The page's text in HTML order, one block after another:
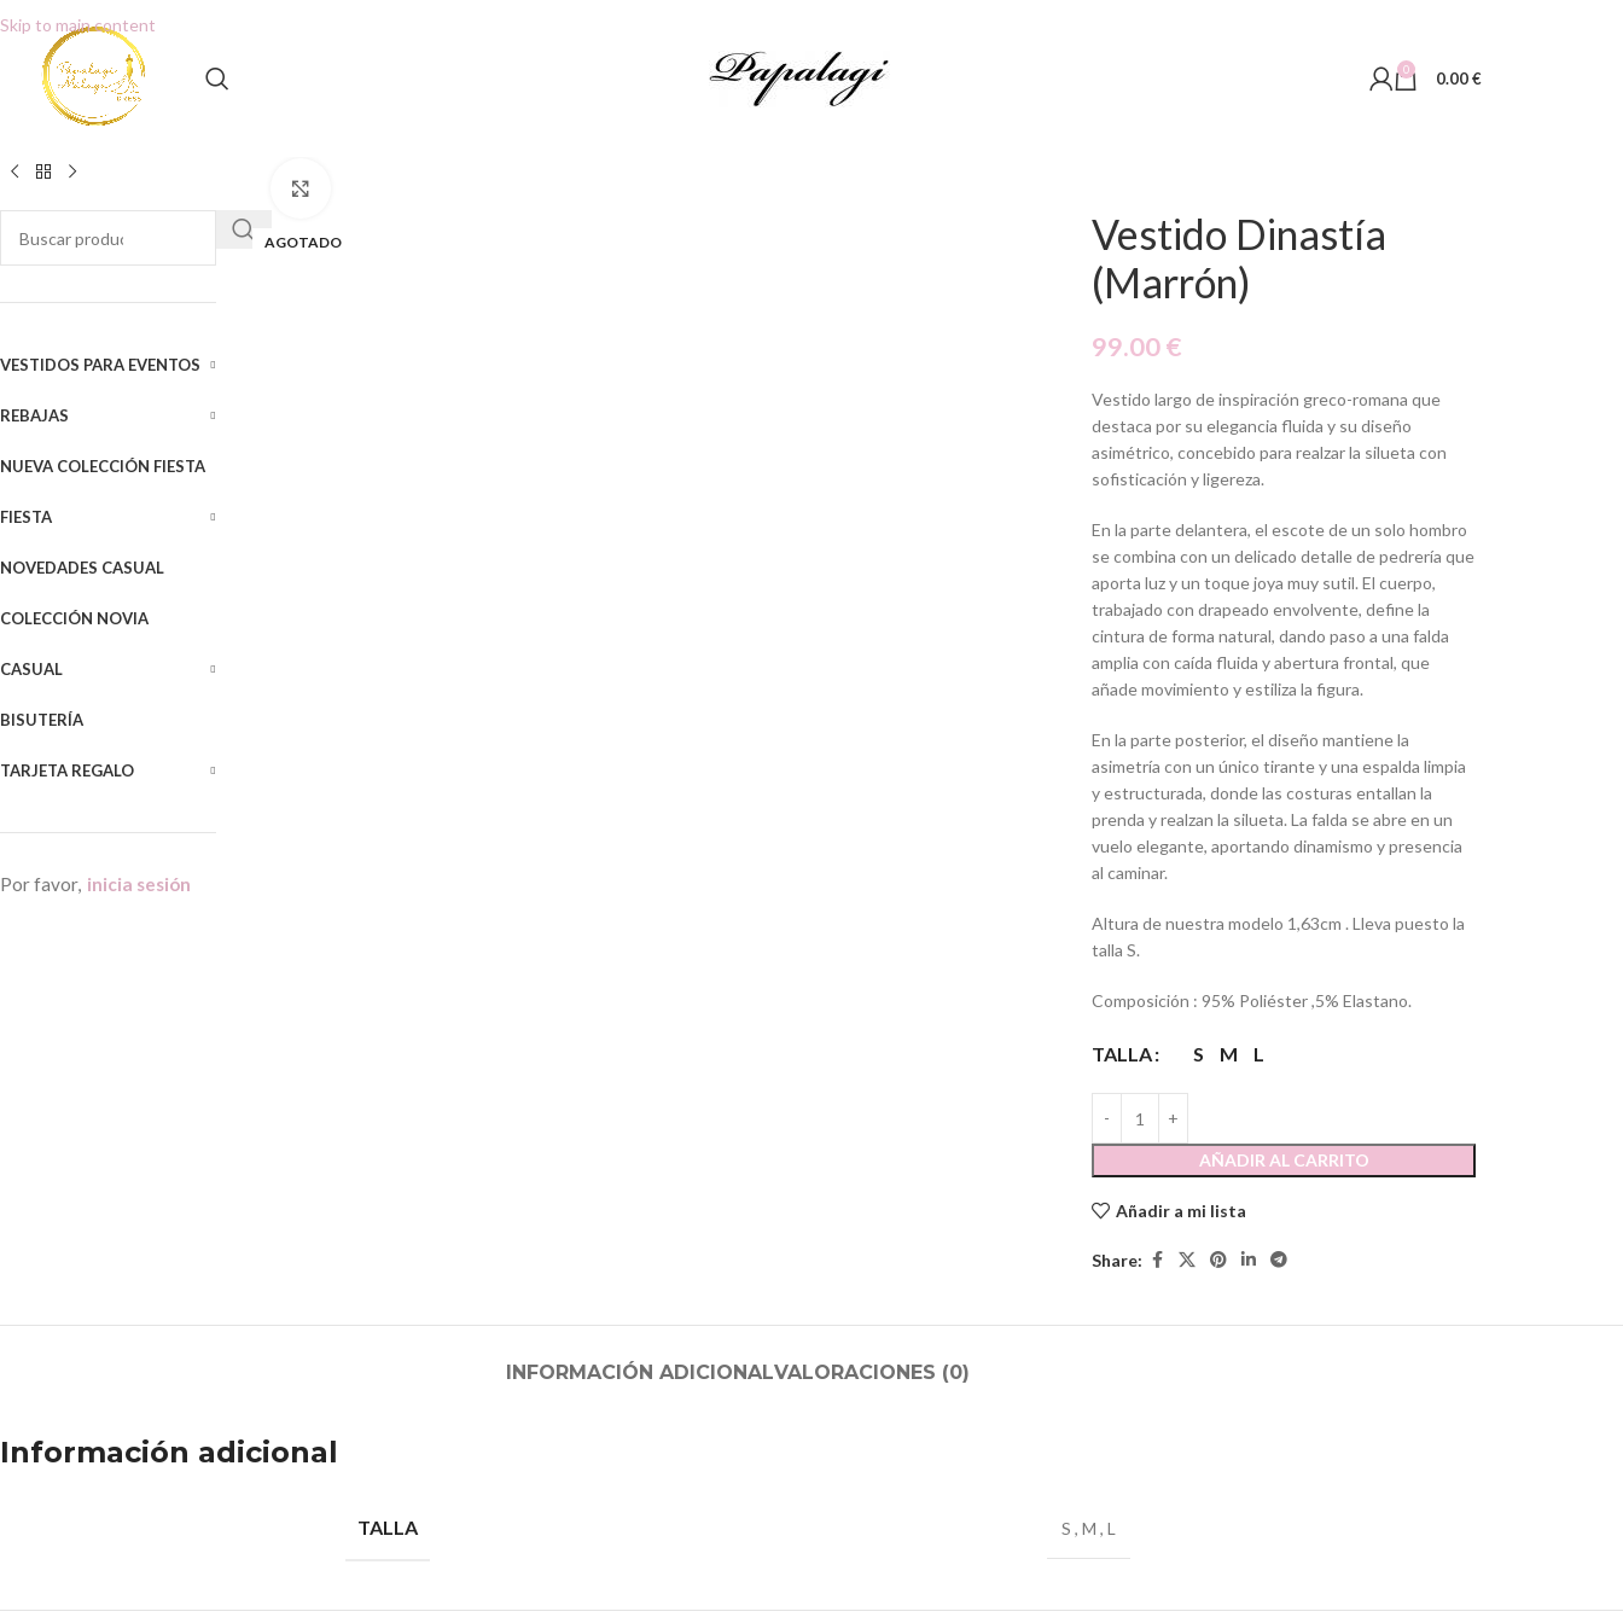
Skip to main content
0 0.00€
VESTIDOS PARA EVENTOS
REBAJAS
NUEVA COLECCIÓN FIESTA
FIESTA
NOVEDADES CASUAL
COLECCIÓN NOVIA
CASUAL
BISUTERÍA
TARJETA REGALO
Por favor, inicia sesión
AGOTADO
Vestido Dinastía
(Marrón)
99.00€
Vestido largo de inspiración greco-romana que
destaca por su elegancia fluida y su diseño
asimétrico, concebido para realzar la silueta con
sofisticación y ligereza.
En la parte delantera, el escote de un solo hombro
se combina con un delicado detalle de pedrería que
aporta luz y un toque joya muy sutil. El cuerpo,
trabajado con drapeado envolvente, define la
cintura de forma natural, dando paso a una falda
amplia con caída fluida y abertura frontal, que
añade movimiento y estiliza la figura.
En la parte posterior, el diseño mantiene la
asimetría con un único tirante y una espalda limpia
y estructurada, donde las costuras entallan la
prenda y realzan la silueta. La falda se abre en un
vuelo elegante, aportando dinamismo y presencia
al caminar.
Altura de nuestra modelo 1,63cm . Lleva puesto la
talla S.
Composición : 95% Poliéster ,5% Elastano.
TALLA S M L
AÑADIR AL CARRITO
Añadir a mi lista
Share:
INFORMACIÓN ADICIONALVALORACIONES (0)
Información adicional
TALLA S , M , L